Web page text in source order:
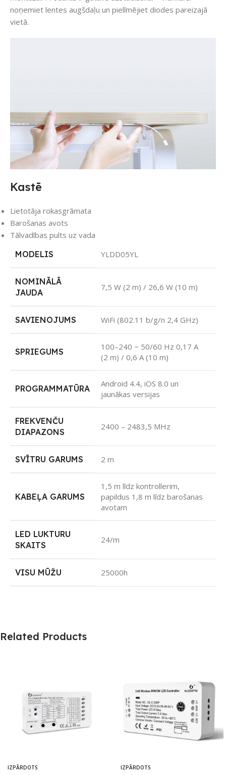
noņemiet lentes augšdaļu un pielīmējiet diodes pareizajā
vietā.
Kastē
Lietotāja rokasgrāmata
Barošanas avots
Tālvadības pults uz vada
MODELIS
YLDD05YL
NOMINĀLĀ
JAUDA
7,5 W (2 m) / 26,6 W (10 m)
SAVIENOJUMS WiFi (802.11 b/g/n 2,4 GHz)
SPRIEGUMS
100–240 ~ 50/60 Hz 0,17 A
(2 m) / 0,6 A (10 m)
PROGRAMMATŪRA
Android 4.4, iOS 8.0 un
jaunākas versijas
FREKVENČU
DIAPAZONS
2400 – 2483,5 MHz
SVĪTRU GARUMS 2 m
KABEĻA GARUMS
1,5 m līdz kontrollerim,
papildus 1,8 m līdz barošanas
avotam
LED LUKTURU
SKAITS
24/m
VISU MŪŽU 25000h
Related Products
IZPĀRDOTS IZPĀRDOTS